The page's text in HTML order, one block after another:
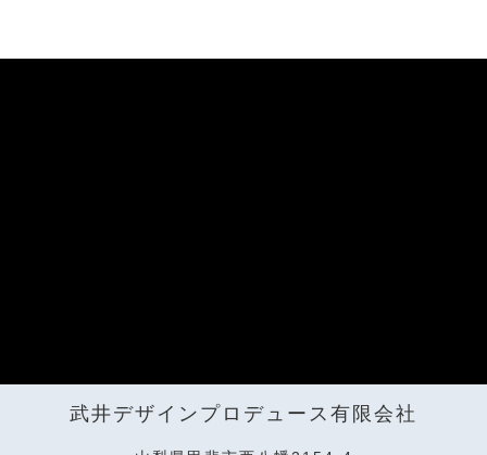
武井デザインプロデュース有限会社